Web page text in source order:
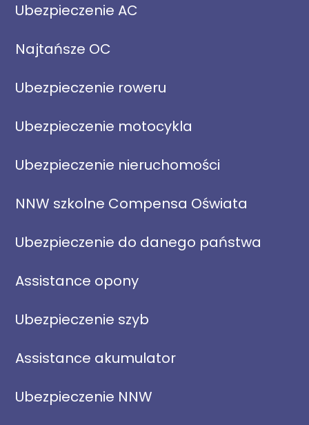
Ubezpieczenie AC
Najtańsze OC
Ubezpieczenie roweru
Ubezpieczenie motocykla
Ubezpieczenie nieruchomości
NNW szkolne Compensa Oświata
Ubezpieczenie do danego państwa
Assistance opony
Ubezpieczenie szyb
Assistance akumulator
Ubezpieczenie NNW